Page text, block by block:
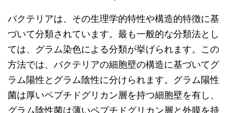
バクテリアは、その生理学的特性や構造的特徴に基
づいて分類されています。最も一般的な分類法とし
ては、グラム染色による分類が挙げられます。この
方法では、バクテリアの細胞壁の構造に基づいてグ
ラム陽性とグラム陰性に分けられます。グラム陽性
菌は厚いペプチドグリカン層を持つ細胞壁を有し、
グラム陰性菌は薄いペプチドグリカン層と外膜を持